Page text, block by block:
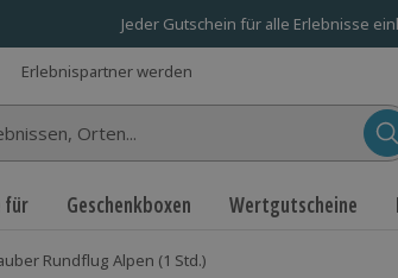
Jeder Gutschein für alle Erlebnisse
Erlebnispartner werden
für Geschenkboxen Wertgutscheine
Rundflug Alpen (1 Std.)